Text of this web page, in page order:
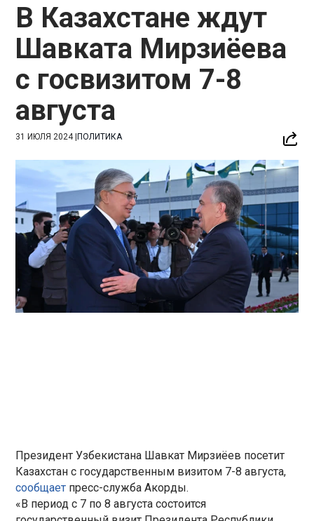
В Казахстане ждут
Шавката Мирзиёева
с госвизитом 7-8
августа
31 ИЮЛЯ 2024|ПОЛИТИКА
Президент Узбекистана Шавкат Мирзиёев посетит
Казахстан с государственным визитом 7-8 августа,
сообщает пресс-служба Акорды.
«В период с 7 по 8 августа состоится